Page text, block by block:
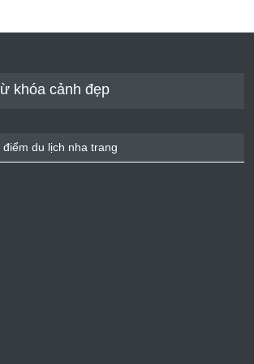
khóa cảnh đẹp
du lịch nha trang